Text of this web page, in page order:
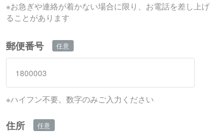
※お急ぎや連絡が着かない場合に限り、お電話を差し上げ
ることがあります
郵便番号
※ハイフン不要。数字のみご入力ください
住所